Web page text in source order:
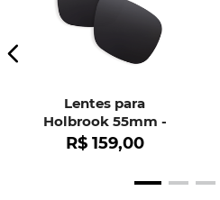
Lentes para
Holbrook 55mm -
OO9102
R$ 159,00